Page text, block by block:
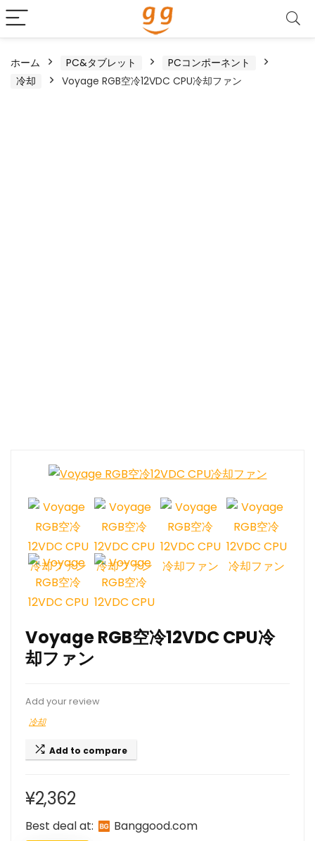
ホーム PC&タブレット
PCコンポーネント
冷却
Voyage RGB空冷12VDC CPU冷却ファン
Voyage RGB空冷12VDC CPU冷
却ファン
Add your review
冷却
Add to compare
¥2,362
Best deal at: banggood.com